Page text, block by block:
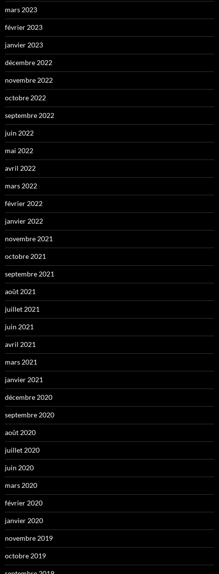
mars 2023
février 2023
janvier 2023
décembre 2022
novembre 2022
octobre 2022
septembre 2022
juin 2022
mai 2022
avril 2022
mars 2022
février 2022
janvier 2022
novembre 2021
octobre 2021
septembre 2021
août 2021
juillet 2021
juin 2021
avril 2021
mars 2021
janvier 2021
décembre 2020
septembre 2020
août 2020
juillet 2020
juin 2020
mars 2020
février 2020
janvier 2020
novembre 2019
octobre 2019